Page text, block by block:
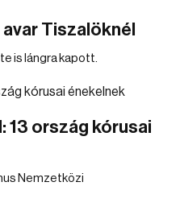
Tiszalöknél
is lángra kapott.
13 ország kórusai
Nemzetközi